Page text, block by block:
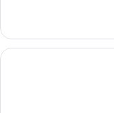
Apartment
Sea
View